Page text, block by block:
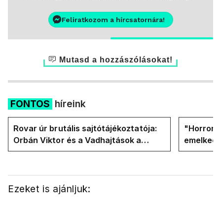
Feliratkozom a hírcsatornára!
Mutasd a hozzászólásokat!
FONTOS híreink
Rovar úr brutális sajtótájékoztatója:
Orbán Viktor és a Vadhajtások a
felelős a kialakult helyzetért
"Horror
oldalán
Ezeket is ajánljuk: